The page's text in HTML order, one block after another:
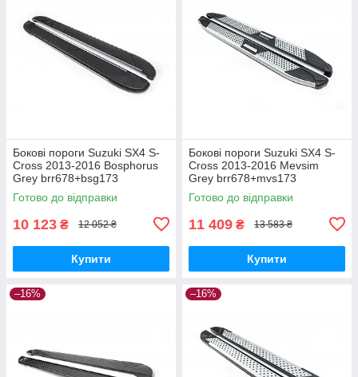
Бокові пороги Suzuki SX4 S-
Cross 2013-2016 Bosphorus
Grey brr678+bsg173
Готово до відправки
10 123 ₴ 12 052 ₴
Купити
Бокові пороги Suzuki SX4 S-
Cross 2013-2016 Mevsim
Grey brr678+mvs173
Готово до відправки
11 409 ₴ 13 583 ₴
Купити
–16% –16%